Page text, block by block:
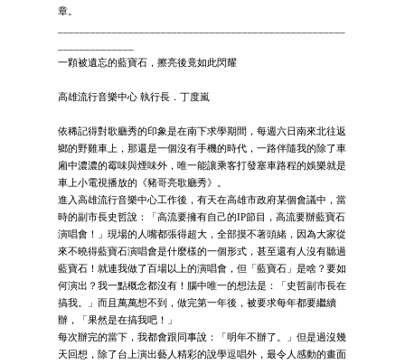
章。
一顆被遺忘的藍寶石，擦亮後竟如此閃耀
高雄流行音樂中心 執行長．丁度嵐
依稀記得對歌廳秀的印象是在南下求學期間，每週六日南來北往返
鄉的野雞車上，那還是一個沒有手機的時代，一路伴隨我的除了車
廂中濃濃的霉味與煙味外，唯一能讓乘客打發塞車路程的娛樂就是
車上小電視播放的《豬哥亮歌廳秀》。
進入高雄流行音樂中心工作後，有天在高雄市政府某個會議中，當
時的副市長史哲說：「高流要擁有自己的IP節目，高流要辦藍寶石
演唱會！」現場的人嘴都張得超大，全部摸不著頭緒，因為大家從
來不曉得藍寶石演唱會是什麼樣的一個形式，甚至還有人沒有聽過
藍寶石！就連我做了百場以上的演唱會，但「藍寶石」是啥？要如
何演出？我一點概念都沒有！腦中唯一的想法是：「史哲副市長在
搞我。」而且萬萬想不到，做完第一年後，被要求每年都要繼續
辦，「果然是在搞我吧！」
每次辦完的當下，我都會跟同事說：「明年不辦了。」但是過沒幾
天回想，除了台上演出藝人精彩的說學逗唱外，最令人感動的畫面